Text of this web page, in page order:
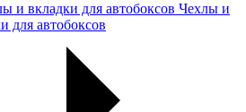
Чехлы и
для автобоксов